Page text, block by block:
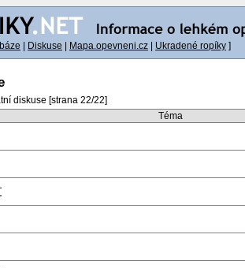
Diskuse Mapa.opevneni.cz Ukradené ropíky ]
diskuse [strana 22/22]
Téma